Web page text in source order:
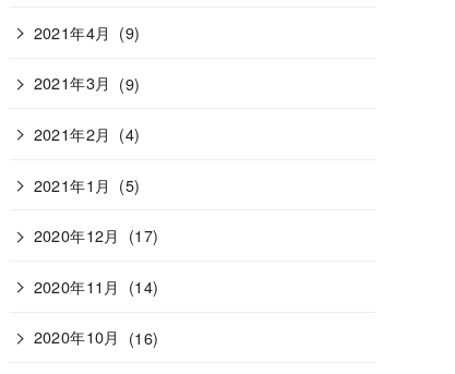
2021年4月 (9)
2021年3月 (9)
2021年2月 (4)
2021年1月 (5)
2020年12月 (17)
2020年11月 (14)
2020年10月 (16)